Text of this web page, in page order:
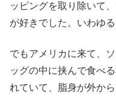
ッピングを取り除いて
が好きでした。いわゆ
でもアメリカに来て、
ッグの中に挟んで食べ
れていて、脂身が外か